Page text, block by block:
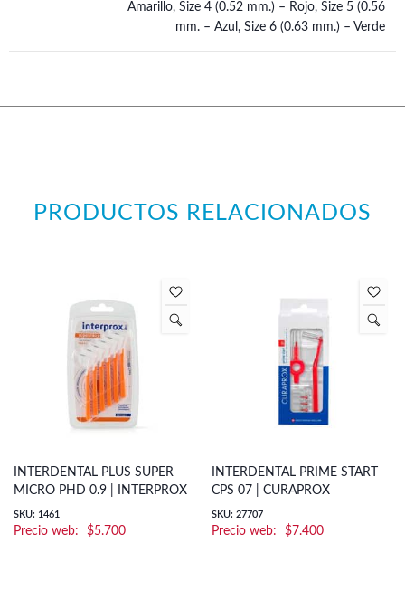
Amarillo, Size 4 (0.52 mm.) – Rojo, Size 5 (0.56
mm. – Azul, Size 6 (0.63 mm.) – Verde
PRODUCTOS RELACIONADOS
INTERDENTAL PLUS SUPER
MICRO PHD 0.9 | INTERPROX
SKU: 1461
$5.700
INTERDENTAL PRIME START
CPS 07 | CURAPROX
SKU: 27707
$7.400